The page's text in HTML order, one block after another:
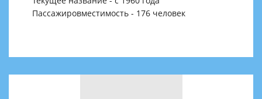
Пассажировместимость - 176 человек